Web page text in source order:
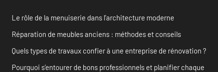
Le rôle de la menuiserie dans l’architecture moderne
Réparation de meubles anciens : méthodes et conseils
Quels types de travaux confier à une entreprise de rénovation ?
Pourquoi s’entourer de bons professionnels et planifier chaque